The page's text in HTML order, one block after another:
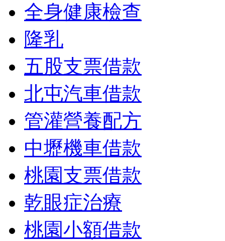
全身健康檢查
隆乳
五股支票借款
北屯汽車借款
管灌營養配方
中壢機車借款
桃園支票借款
乾眼症治療
桃園小額借款